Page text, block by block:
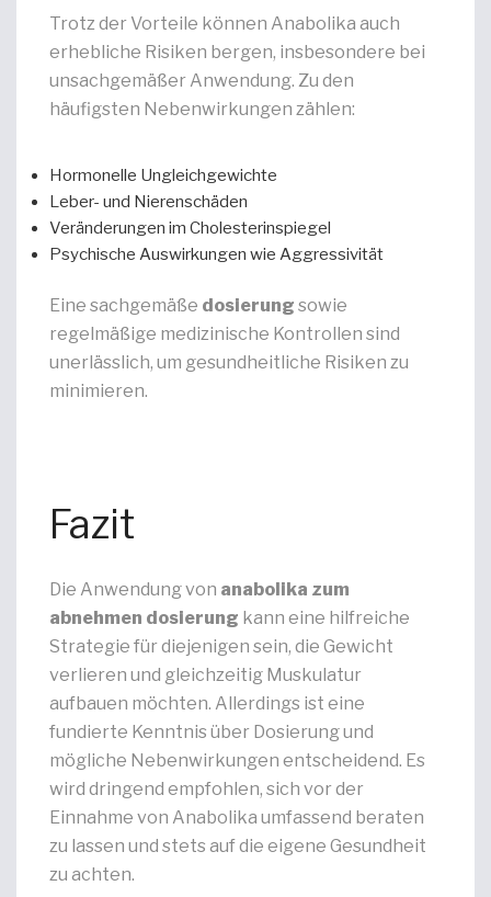
Trotz der Vorteile können Anabolika auch
erhebliche Risiken bergen, insbesondere bei
unsachgemäßer Anwendung. Zu den
häufigsten Nebenwirkungen zählen:
Hormonelle Ungleichgewichte
Leber- und Nierenschäden
Veränderungen im Cholesterinspiegel
Psychische Auswirkungen wie Aggressivität
Eine sachgemäße dosierung sowie
regelmäßige medizinische Kontrollen sind
unerlässlich, um gesundheitliche Risiken zu
minimieren.
Fazit
Die Anwendung von anabolika zum
abnehmen dosierung kann eine hilfreiche
Strategie für diejenigen sein, die Gewicht
verlieren und gleichzeitig Muskulatur
aufbauen möchten. Allerdings ist eine
fundierte Kenntnis über Dosierung und
mögliche Nebenwirkungen entscheidend. Es
wird dringend empfohlen, sich vor der
Einnahme von Anabolika umfassend beraten
zu lassen und stets auf die eigene Gesundheit
zu achten.